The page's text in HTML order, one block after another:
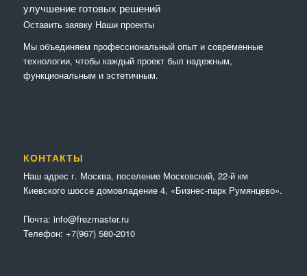
улучшение готовых решений
Оставить заявку Наши проекты
Мы объединяем профессиональный опыт и современные
технологии, чтобы каждый проект был надежным,
функциональным и эстетичным.
КОНТАКТЫ
Наш адрес г. Москва, поселение Московский, 22-й км
Киевского шоссе домовладение 4, «Бизнес-парк Румянцево».
Почта: info@frezmaster.ru
Телефон: +7(967) 580-2010